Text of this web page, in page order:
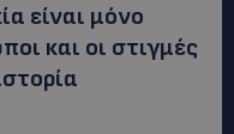
είναι μόνο
και οι στιγμές